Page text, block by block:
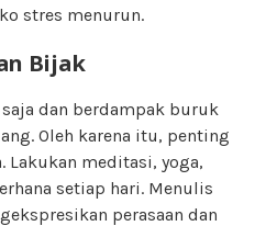
stres menurun.
Bijak
dan berdampak buruk
Oleh karena itu, penting
Lakukan meditasi, yoga,
setiap hari. Menulis
perasaan dan